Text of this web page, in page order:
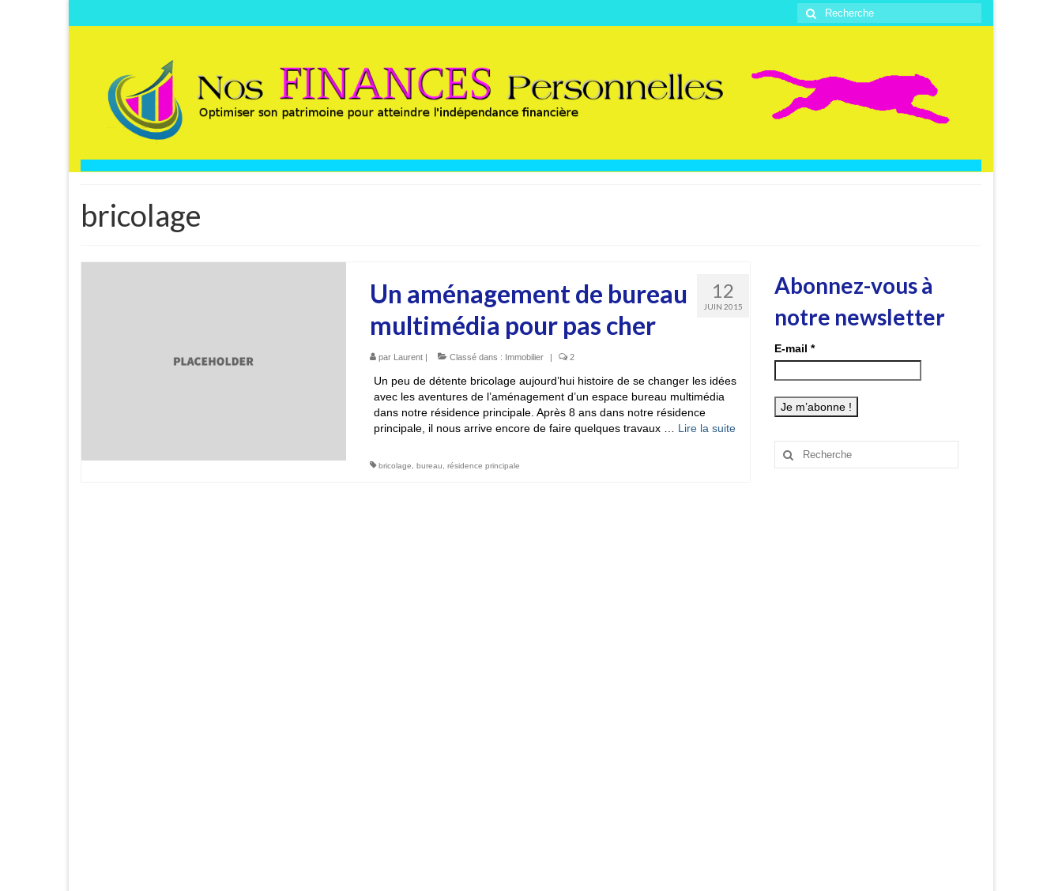
Rechercher
:
bricolage
12
JUIN 2015
Un aménagement de bureau
multimédia pour pas cher
par Laurent| Classé dans : Immobilier 2
Un peu de détente bricolage aujourd’hui histoire de se changer les idées
avec les aventures de l’aménagement d’un espace bureau multimédia
dans notre résidence principale. Après 8 ans dans notre résidence
principale, il nous arrive encore de faire quelques travaux … Lire la suite­­
bricolage, bureau, résidence principale
Abonnez-vous à
notre newsletter
E-mail *
Rechercher